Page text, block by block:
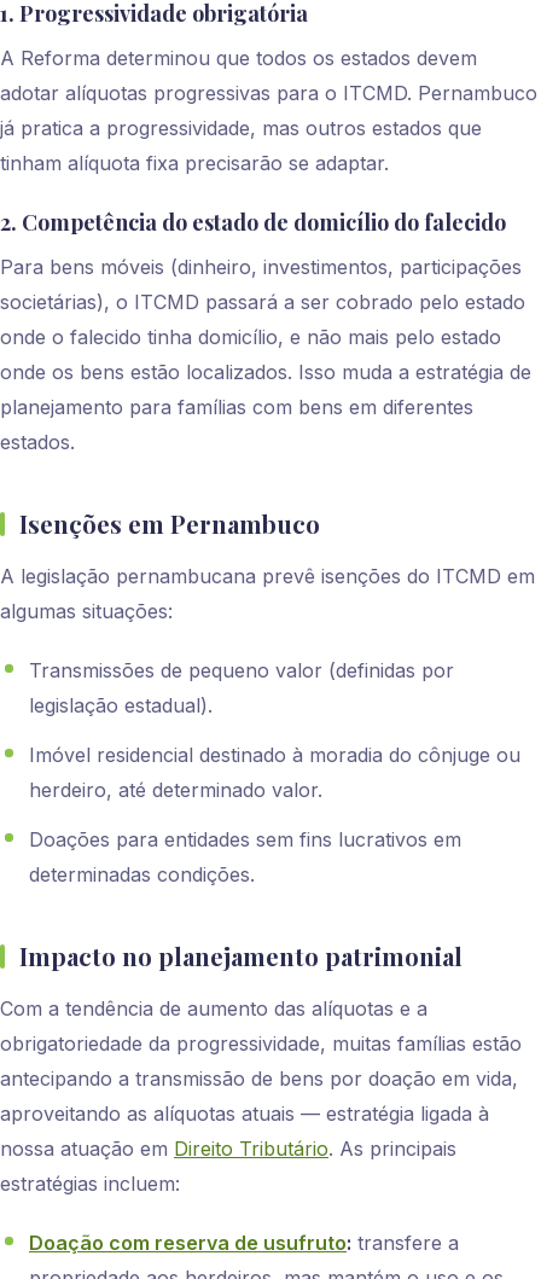
1. Progressividade obrigatória
A Reforma determinou que todos os estados devem
adotar alíquotas progressivas para o ITCMD. Pernambuco
já pratica a progressividade, mas outros estados que
tinham alíquota fixa precisarão se adaptar.
2. Competência do estado de domicílio do falecido
Para bens móveis (dinheiro, investimentos, participações
societárias), o ITCMD passará a ser cobrado pelo estado
onde o falecido tinha domicílio, e não mais pelo estado
onde os bens estão localizados. Isso muda a estratégia de
planejamento para famílias com bens em diferentes
estados.
Isenções em Pernambuco
A legislação pernambucana prevê isenções do ITCMD em
algumas situações:
Transmissões de pequeno valor (definidas por
legislação estadual).
Imóvel residencial destinado à moradia do cônjuge ou
herdeiro, até determinado valor.
Doações para entidades sem fins lucrativos em
determinadas condições.
Impacto no planejamento patrimonial
Com a tendência de aumento das alíquotas e a
obrigatoriedade da progressividade, muitas famílias estão
antecipando a transmissão de bens por doação em vida,
aproveitando as alíquotas atuais — estratégia ligada à
nossa atuação em Direito Tributário. As principais
estratégias incluem:
Doação com reserva de usufruto: transfere a